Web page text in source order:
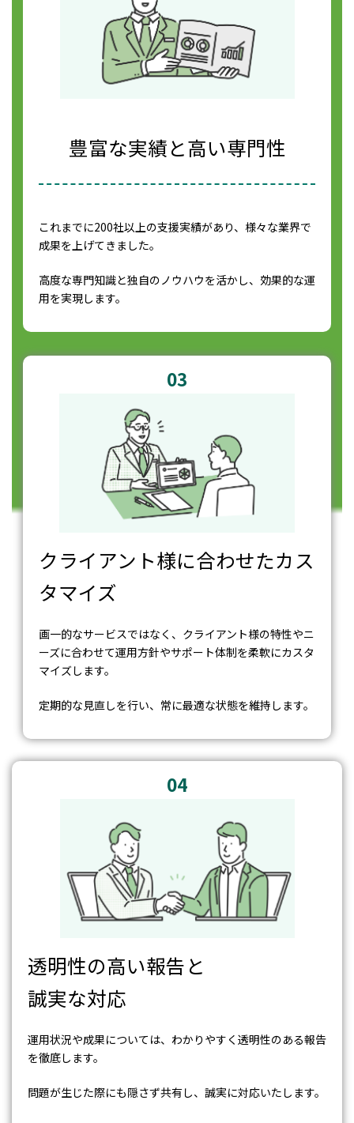
豊富な実績と高い専門性
これまでに200社以上の支援実績があり、様々な業界で
成果を上げてきました。
高度な専門知識と独自のノウハウを活かし、効果的な運
用を実現します。
03
クライアント様に合わせたカス
タマイズ
画一的なサービスではなく、クライアント様の特性やニ
ーズに合わせて運用方針やサポート体制を柔軟にカスタ
マイズします。
定期的な見直しを行い、常に最適な状態を維持します。
04
透明性の高い報告と
誠実な対応
運用状況や成果については、わかりやすく透明性のある報告
を徹底します。
問題が生じた際にも隠さず共有し、誠実に対応いたします。